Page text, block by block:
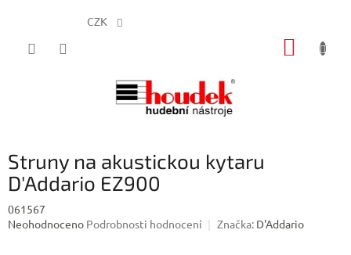
CZK
Struny na akustickou kytaru
D'Addario EZ900
061567
Průměrné
Neohodnoceno Podrobnosti hodnocení Značka: D'Addario